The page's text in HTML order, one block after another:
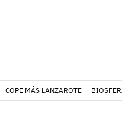
COPE MÁS LANZAROTE